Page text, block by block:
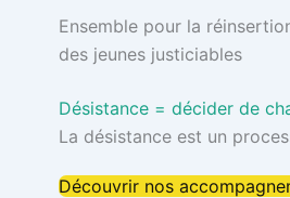
Ensemble pour la
des jeunes justiciables
Désistance = décider de
La désistance est un
Découvrir nos